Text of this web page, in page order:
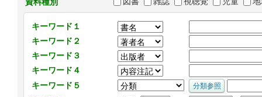
キーワード１
キーワード２
キーワード３
キーワード４
キーワード５